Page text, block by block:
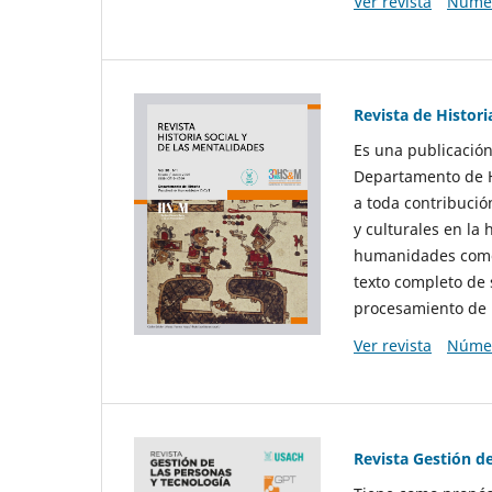
Revista de
Es una
Departamento de
a toda
y culturales en la
humanidades
texto completo de
procesamiento
Ver revista
Revista Gestión